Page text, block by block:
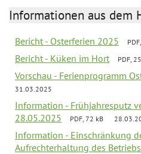
Informationen aus dem
Bericht - Osterferien 2025
Bericht - Küken im Hort PDF,
Vorschau - Ferienprogramm
31.03.2025
Information - Frühjahresputz
28.05.2025
PDF, 72 kB
Information - Einschränkung
Aufrechterhaltung des